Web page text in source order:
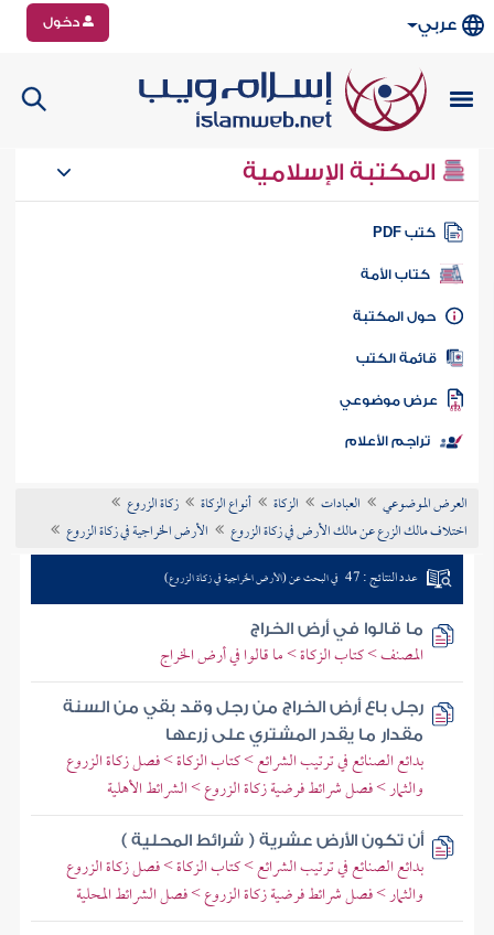
عربي دخول
المكتبة الإسلامية
كتب PDF
كتاب الأمة
المكتبة
الكتب
موضوعي
تراجم الأعلام
العرض الموضوعي العبادات الزكاة أنواع الزكاة
زكاة الزروع
اختلاف مالك الزرع عن مالك الأرض في زكاة الزروع
الأرض الخراجية في زكاة الزروع
عدد النتائج : 47 في البحث عن (الأرض الخراجية في زكاة الزروع)
ما قالوا في أرض الخراج
المصنف > كتاب الزكاة > ما قالوا في أرض الخراج
رجل باع أرض الخراج من رجل وقد بقي من السنة
مقدار ما يقدر المشتري على زرعها
بدائع الصنائع في ترتيب الشرائع > كتاب الزكاة > فصل زكاة الزروع
والثمار > فصل شرائط فرضية زكاة الزروع > الشرائط الأهلية
أن تكون الأرض عشرية ( شرائط المحلية )
بدائع الصنائع في ترتيب الشرائع > كتاب الزكاة > فصل زكاة الزروع
والثمار > فصل شرائط فرضية زكاة الزروع > فصل الشرائط المحلية